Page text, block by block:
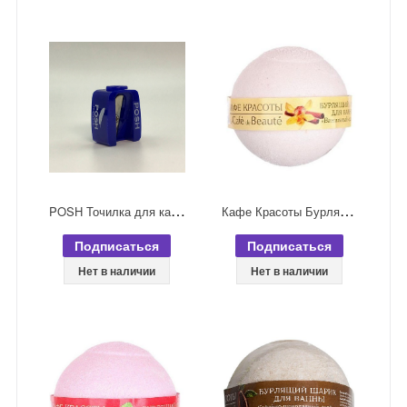
P
OSH Точилка для карандашей самозатачивающаяся
Подписаться
Нет в наличии
К
афе Красоты Бурлящий шарик для ванной Ванильный сорбет 120 гр
Подписаться
Нет в наличии